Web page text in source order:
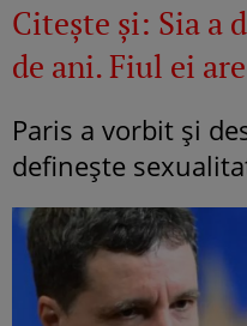
Citește și: Sia a
de ani. Fiul ei
Paris a vorbit și
definește